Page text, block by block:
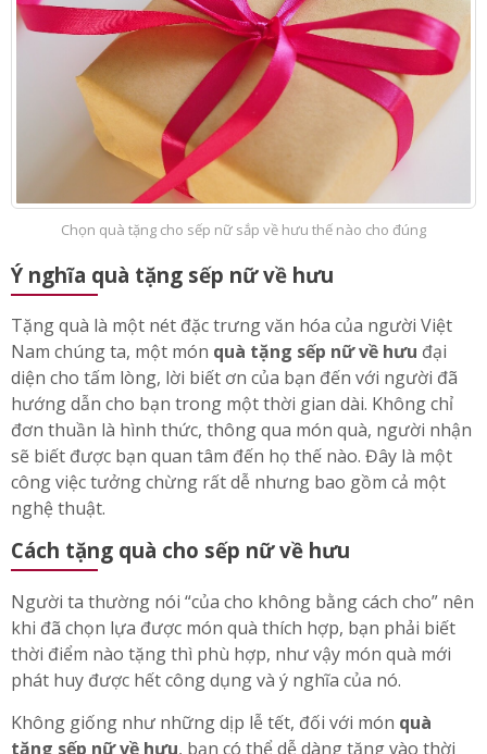
Chọn quà tặng cho sếp nữ sắp về hưu thế nào cho đúng
Ý nghĩa quà tặng sếp nữ về hưu
Tặng quà là một nét đặc trưng văn hóa của người Việt
Nam chúng ta, một mónquà tặng sếp nữ về hưuđại
diện cho tấm lòng, lời biết ơn của bạn đến với người đã
hướng dẫn cho bạn trong một thời gian dài. Không chỉ
đơn thuần là hình thức, thông qua món quà, người nhận
sẽ biết được bạn quan tâm đến họ thế nào. Đây là một
công việc tưởng chừng rất dễ nhưng bao gồm cả một
nghệ thuật.
Cách tặng quà cho sếp nữ về hưu
Người ta thường nói “của cho không bằng cách cho” nên
khi đã chọn lựa được món quà thích hợp, bạn phải biết
thời điểm nào tặng thì phù hợp, như vậy món quà mới
phát huy được hết công dụng và ý nghĩa của nó.